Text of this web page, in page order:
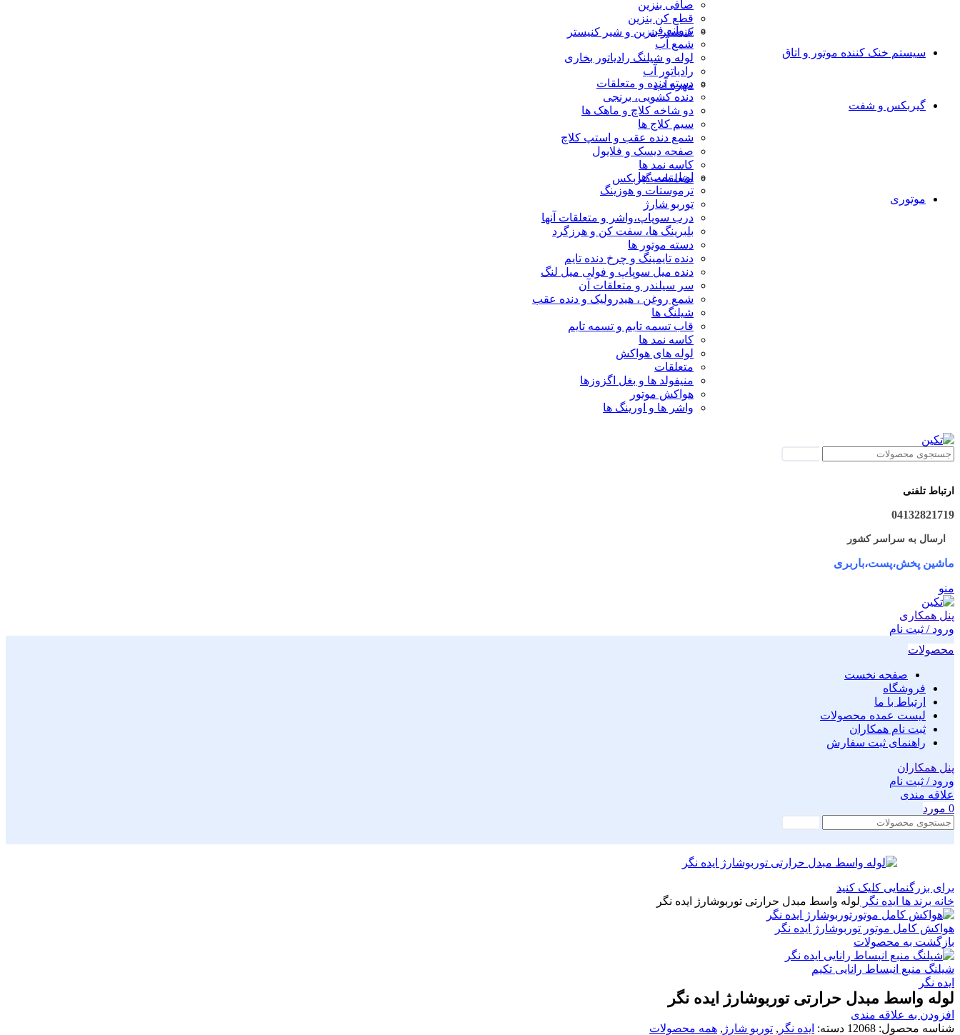
صافی بنزین
قطع کن بنزین
کنیستر بنزین و شیر کنیستر
سیستم خنک کننده موتور و اتاق
پروانه فن
شمع آب
لوله و شیلنگ رادیاتور بخاری
رادیاتور آب
مهره آب
گیربکس و شفت
دسته دنده و متعلقات
دنده کشویی، برنجی
دو شاخه کلاچ و ماهک ها
سیم کلاج ها
شمع دنده عقب و استپ کلاچ
صفحه دیسک و فلایول
کاسه نمد ها
متعلقات گیربکس
موتوری
اویل پمپ ها
ترموستات و هوزینگ
توربو شارژ
درب سوپاپ،واشر و متعلقات آنها
بلبرینگ ها، سفت کن و هرزگرد
دسته موتور ها
دنده تایمینگ و چرخ دنده تایم
دنده میل سوپاپ و فولی میل لنگ
سر سیلندر و متعلقات آن
شمع روغن ، هیدرولیک و دنده عقب
شیلنگ ها
قاب تسمه تایم و تسمه تایم
کاسه نمد ها
لوله های هواکش
متعلقات
منیفولد ها و بغل اگزوزها
هواکش موتور
واشر ها و اورینگ ها
ارتباط تلفنی
04132821719
ارسال به سراسر کشور
ماشین پخش،پست،باربری
منو
پنل همکاری
ورود / ثبت نام
محصولات
صفحه نخست
فروشگاه
ارتباط با ما
لیست عمده محصولات
ثبت نام همکاران
راهنمای ثبت سفارش
پنل همکاران
ورود / ثبت نام
علاقه مندی
0 مورد
برای بزرگنمایی کلیک کنید
خانه برند ها ایده نگر لوله واسط مبدل حرارتی توربوشارژ ایده نگر
هواکش کامل موتور توربوشارژ ایده نگر
بازگشت به محصولات
شیلنگ منبع انبساط رانایی تکیم
ایده نگر
لوله واسط مبدل حرارتی توربوشارژ ایده نگر
افزودن به علاقه مندی
شناسه محصول: 12068 دسته: ایده نگر , توربو شارژ , همه محصولات